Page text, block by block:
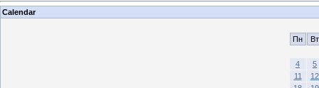
Calendar
Пн Вт
4
5
11
12